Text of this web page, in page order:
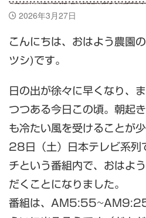
2026年3月27日
こんにちは、おはよう農園
ツシ)です。
日の出が徐々に早くなり、
つつある今日この頃。朝起
も冷たい風を受けることが
28日（土）日本テレビ系列
チという番組内で、おはよ
だくことになりました。
番組は、